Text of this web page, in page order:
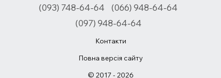
(093) 748-64-64
(066) 948-64-64
(097) 948-64-64
Контакти
Повна версія сайту
© 2017 - 2026